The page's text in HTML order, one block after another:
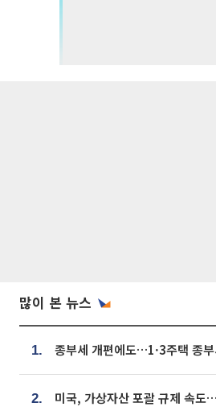
많이 본 뉴스
1.
2.